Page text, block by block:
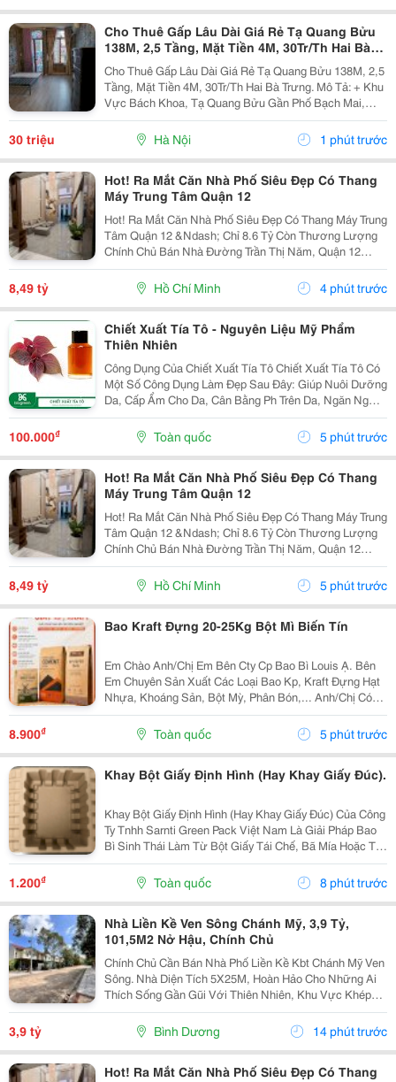
Cho Thuê Gấp Lâu Dài Giá Rẻ Tạ Quang Bửu
138M, 2,5 Tầng, Mặt Tiền 4M, 30Tr/Th Hai Bà
Trưng.
Cho Thuê Gấp Lâu Dài Giá Rẻ Tạ Quang Bửu 138M, 2,5
Tầng, Mặt Tiền 4M, 30Tr/Th Hai Bà Trưng. Mô Tả: + Khu
Vực Bách Khoa, Tạ Quang Bửu Gần Phố Bạch Mai,
Hơn 30 Nghìn Sinh Viên Các Trường Đại Học Tốp Đầu
Cả Nước Bách &Ndash; Kinh - Xây-Mở Kinh Doanh...
30 triệu Hà Nội 1 phút trước
Hot! Ra Mắt Căn Nhà Phố Siêu Đẹp Có Thang
Máy Trung Tâm Quận 12
Hot! Ra Mắt Căn Nhà Phố Siêu Đẹp Có Thang Máy Trung
Tâm Quận 12 &Ndash; Chỉ 8.6 Tỷ Còn Thương Lượng
Chính Chủ Bán Nhà Đường Trần Thị Năm, Quận 12
&Ndash; Vị Trí Đẹp, Khu Dân Cư Hiện Hữu, Tiện Ích Đầy
Đủ. Diện Tích: 4M &Times; 20M Nhà...
8,49 tỷ Hồ Chí Minh 4 phút trước
Chiết Xuất Tía Tô - Nguyên Liệu Mỹ Phẩm
Thiên Nhiên
Công Dụng Của Chiết Xuất Tía Tô Chiết Xuất Tía Tô Có
Một Số Công Dụng Làm Đẹp Sau Đây: Giúp Nuôi Dưỡng
Da, Cấp Ẩm Cho Da, Cân Bằng Ph Trên Da, Ngăn Ngừa
Tình Trạng Da Khô, Thô Ráp, Sần Sùi, Bong Tróc&Hellip;
Giúp Kháng Khuẩn, Làm Sạch Da, Tẩy...
100.000₫ Toàn quốc 5 phút trước
Hot! Ra Mắt Căn Nhà Phố Siêu Đẹp Có Thang
Máy Trung Tâm Quận 12
Hot! Ra Mắt Căn Nhà Phố Siêu Đẹp Có Thang Máy Trung
Tâm Quận 12 &Ndash; Chỉ 8.6 Tỷ Còn Thương Lượng
Chính Chủ Bán Nhà Đường Trần Thị Năm, Quận 12
&Ndash; Vị Trí Đẹp, Khu Dân Cư Hiện Hữu, Tiện Ích Đầy
Đủ. Diện Tích: 4M &Times; 20M Nhà...
8,49 tỷ Hồ Chí Minh 5 phút trước
Bao Kraft Đựng 20-25Kg Bột Mì Biến Tín
Em Chào Anh/Chị Em Bên Cty Cp Bao Bì Louis Ạ. Bên
Em Chuyên Sản Xuất Các Loại Bao Kp, Kraft Đựng Hạt
Nhựa, Khoáng Sản, Bột Mỳ, Phân Bón,... Anh/Chị Có
Nhu Cầu Sử Dụng Bao Bì, Liên Hệ Em Nhé. Em Báo Giá
Tại Xưởng Ạ. Sđt/Zalo: 0354 000 197 Hoặc Email:...
8.900₫ Toàn quốc 5 phút trước
Khay Bột Giấy Định Hình (Hay Khay Giấy Đúc).
Khay Bột Giấy Định Hình (Hay Khay Giấy Đúc) Của Công
Ty Tnhh Sarnti Green Pack Việt Nam Là Giải Pháp Bao
Bì Sinh Thái Làm Từ Bột Giấy Tái Chế, Bã Mía Hoặc Tre,
Được Ép Khuôn 3D Theo Hình Dạng Sản Phẩm.
&Middot; Thân Thiện Môi Trường: Khả Năng Phân...
1.200₫ Toàn quốc 8 phút trước
Nhà Liền Kề Ven Sông Chánh Mỹ, 3,9 Tỷ,
101,5M2 Nở Hậu, Chính Chủ
Chính Chủ Cần Bán Nhà Phố Liền Kề Kbt Chánh Mỹ Ven
Sông. Nhà Diện Tích 5X25M, Hoàn Hảo Cho Những Ai
Thích Sống Gần Gũi Với Thiên Nhiên, Khu Vực Khép
Kín Có Bảo Vệ 24/24 - Phù Hợp Cho Thư Giãn Nghỉ
Ngơi Yên Tĩnh. Khu Dân Trí Cao Không Có Vấn Đề...
3,9 tỷ Bình Dương 14 phút trước
Hot! Ra Mắt Căn Nhà Phố Siêu Đẹp Có Thang